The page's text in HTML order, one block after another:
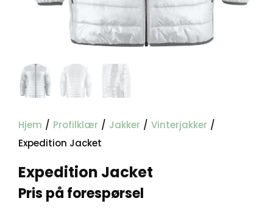
Hjem / Profilklær / Jakker / Vinterjakker /
Expedition Jacket
Expedition Jacket
Pris på forespørsel